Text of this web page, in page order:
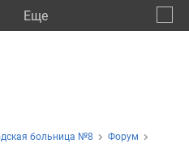
Eще
больница №8
Форум